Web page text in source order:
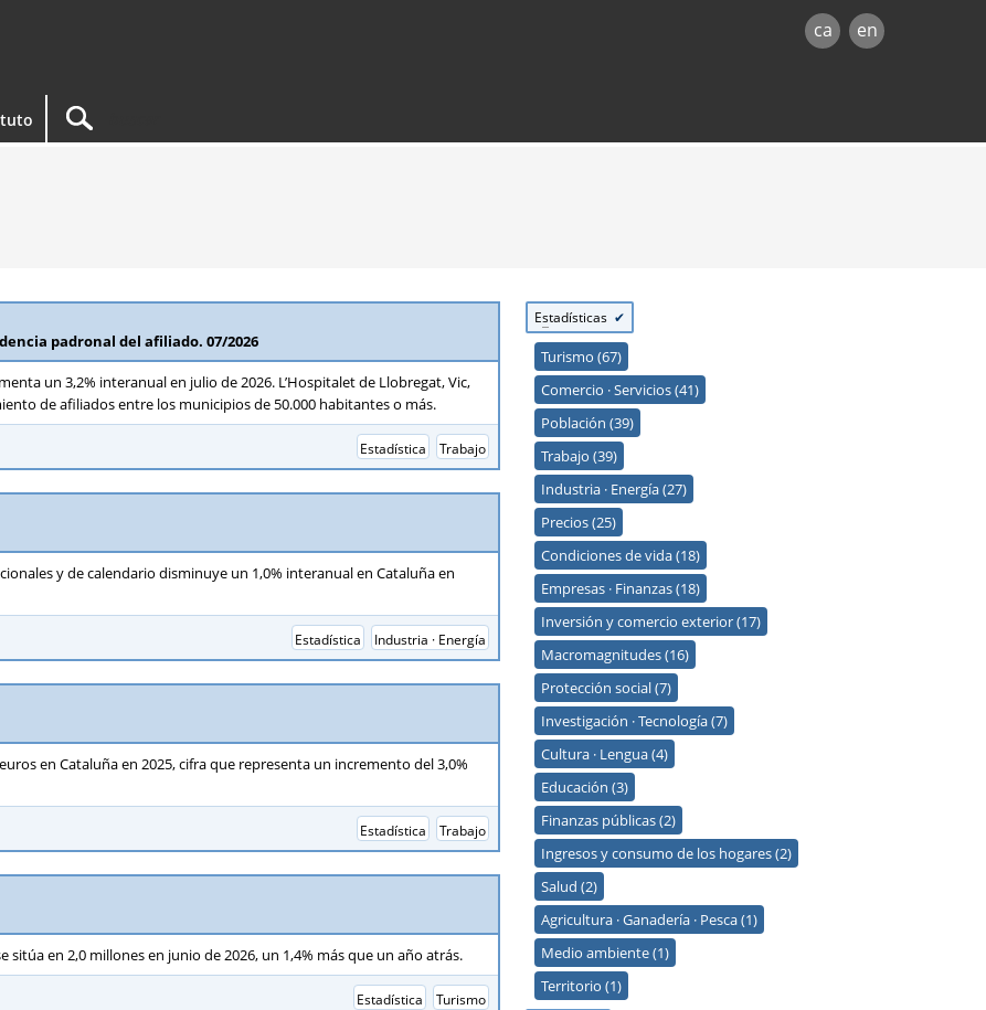
ca en
padronal del afiliado. 07/2026
un 3,2% interanual en julio de 2026. L’Hospitalet de Llobregat, Vic,
de afiliados entre los municipios de 50.000 habitantes o más.
Trabajo
Estadística
y de calendario disminuye un 1,0% interanual en Cataluña en
Industria · Energía
Estadística
en Cataluña en 2025, cifra que representa un incremento del 3,0%
Trabajo
Estadística
en 2,0 millones en junio de 2026, un 1,4% más que un año atrás.
Turismo
Estadística
Estadísticas
Turismo (67)
Comercio · Servicios (41)
Población (39)
Trabajo (39)
Industria · Energía (27)
Precios (25)
Condiciones de vida (18)
Empresas · Finanzas (18)
Inversión y comercio exterior (17)
Macromagnitudes (16)
Protección social (7)
Investigación · Tecnología (7)
Cultura · Lengua (4)
Educación (3)
Finanzas públicas (2)
Ingresos y consumo de los hogares (2)
Salud (2)
Agricultura · Ganadería · Pesca (1)
Medio ambiente (1)
Territorio (1)